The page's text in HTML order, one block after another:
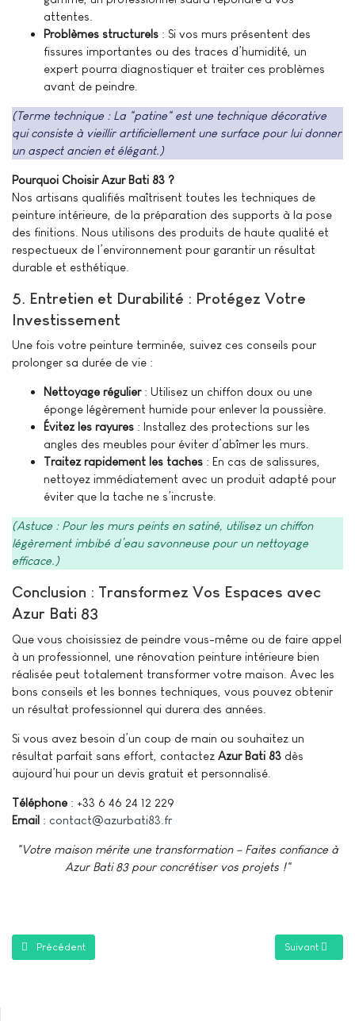
attentes.
Problèmes structurels : Si vos murs présentent des
fissures importantes ou des traces d’humidité, un
expert pourra diagnostiquer et traiter ces problèmes
avant de peindre.
(Terme technique : La "patine" est une technique décorative
qui consiste à vieillir artificiellement une surface pour lui donner
un aspect ancien et élégant.)
Pourquoi Choisir Azur Bati 83 ?
Nos artisans qualifiés maîtrisent toutes les techniques de
peinture intérieure, de la préparation des supports à la pose
des finitions. Nous utilisons des produits de haute qualité et
respectueux de l’environnement pour garantir un résultat
durable et esthétique.
5. Entretien et Durabilité : Protégez Votre
Investissement
Une fois votre peinture terminée, suivez ces conseils pour
prolonger sa durée de vie :
Nettoyage régulier : Utilisez un chiffon doux ou une
éponge légèrement humide pour enlever la poussière.
Évitez les rayures : Installez des protections sur les
angles des meubles pour éviter d’abîmer les murs.
Traitez rapidement les taches : En cas de salissures,
nettoyez immédiatement avec un produit adapté pour
éviter que la tache ne s’incruste.
(Astuce : Pour les murs peints en satiné, utilisez un chiffon
légèrement imbibé d’eau savonneuse pour un nettoyage
efficace.)
Conclusion : Transformez Vos Espaces avec
Azur Bati 83
Que vous choisissiez de peindre vous-même ou de faire appel
à un professionnel, une rénovation peinture intérieure bien
réalisée peut totalement transformer votre maison. Avec les
bons conseils et les bonnes techniques, vous pouvez obtenir
un résultat professionnel qui durera des années.
Si vous avez besoin d’un coup de main ou souhaitez un
résultat parfait sans effort, contactez Azur Bati 83 dès
aujourd’hui pour un devis gratuit et personnalisé.
Téléphone : +33 6 46 24 12 229
Email : contact@azurbati83.fr
"Votre maison mérite une transformation – Faites confiance à
Azur Bati 83 pour concrétiser vos projets !"
Article précédent : Transformez votre cuisine : Nos idées pour une
Précédent Article suivant
Suivant